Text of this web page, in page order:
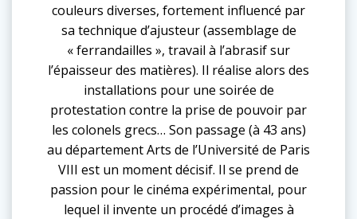
couleurs diverses, fortement influencé par
sa technique d’ajusteur (assemblage de
« ferrandailles », travail à l’abrasif sur
l’épaisseur des matières). Il réalise alors des
installations pour une soirée de
protestation contre la prise de pouvoir par
les colonels grecs… Son passage (à 43 ans)
au département Arts de l’Université de Paris
VIII est un moment décisif. Il se prend de
passion pour le cinéma expérimental, pour
lequel il invente un procédé d’images à